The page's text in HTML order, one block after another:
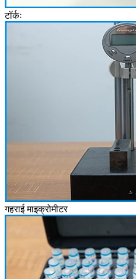
टॉर्कः
गहराई माइक्रोमीटर